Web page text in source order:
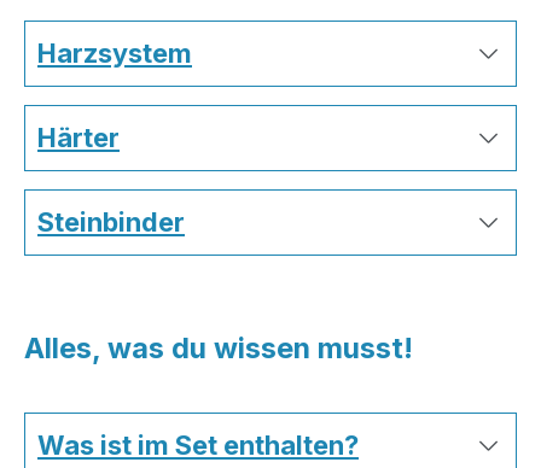
Harzsystem
Härter
Steinbinder
Alles, was du wissen musst!
Was ist im Set enthalten?